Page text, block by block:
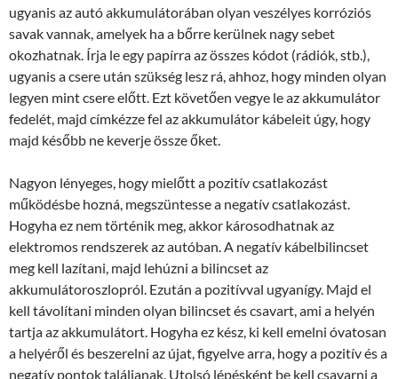
ugyanis az autó akkumulátorában olyan veszélyes korróziós
savak vannak, amelyek ha a bőrre kerülnek nagy sebet
okozhatnak. Írja le egy papírra az összes kódot (rádiók, stb.),
ugyanis a csere után szükség lesz rá, ahhoz, hogy minden olyan
legyen mint csere előtt. Ezt követően vegye le az akkumulátor
fedelét, majd címkézze fel az akkumulátor kábeleit úgy, hogy
majd később ne keverje össze őket.
Nagyon lényeges, hogy mielőtt a pozitív csatlakozást
működésbe hozná, megszüntesse a negatív csatlakozást.
Hogyha ez nem történik meg, akkor károsodhatnak az
elektromos rendszerek az autóban. A negatív kábelbilincset
meg kell lazítani, majd lehúzni a bilincset az
akkumulátoroszlopról. Ezután a pozitívval ugyanígy. Majd el
kell távolítani minden olyan bilincset és csavart, ami a helyén
tartja az akkumulátort. Hogyha ez kész, ki kell emelni óvatosan
a helyéről és beszerelni az újat, figyelve arra, hogy a pozitív és a
negatív pontok találjanak. Utolsó lépésként be kell csavarni a